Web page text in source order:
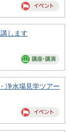
します
浄水場見学ツアー